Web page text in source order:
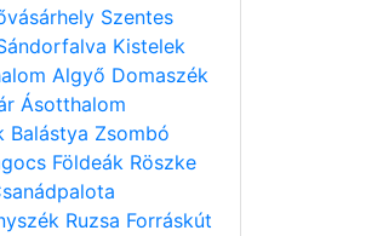
Szentes
Kistelek
Algyő Domaszék
Ásotthalom
Balástya Zsombó
Földeák Röszke
Ruzsa Forráskút